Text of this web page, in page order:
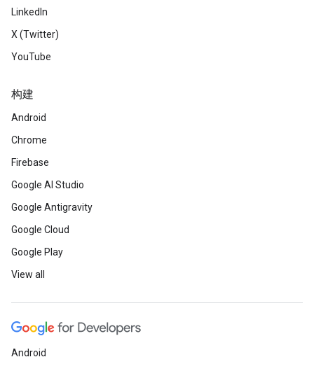
LinkedIn
X (Twitter)
YouTube
构建
Android
Chrome
Firebase
Google AI Studio
Google Antigravity
Google Cloud
Google Play
View all
Android